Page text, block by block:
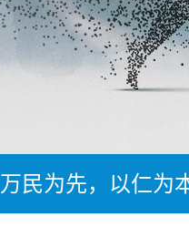
民为先，以仁为